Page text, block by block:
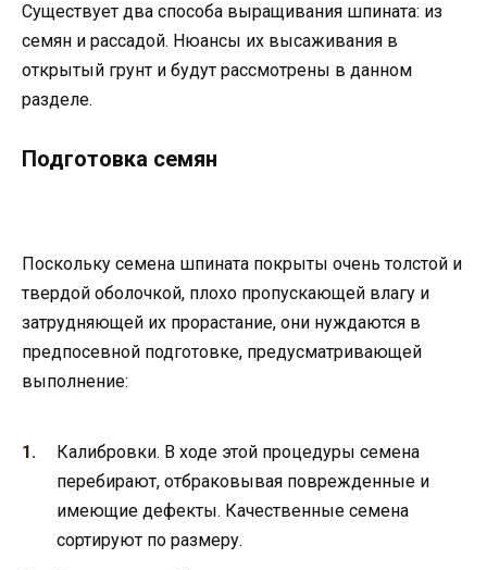
Существует два способа выращивания шпината: из
семян и рассадой. Нюансы их высаживания в
открытый грунт и будут рассмотрены в данном
разделе.
Подготовка семян
Поскольку семена шпината покрыты очень толстой и
твердой оболочкой, плохо пропускающей влагу и
затрудняющей их прорастание, они нуждаются в
предпосевной подготовке, предусматривающей
выполнение:
Калибровки. В ходе этой процедуры семена
перебирают, отбраковывая поврежденные и
имеющие дефекты. Качественные семена
сортируют по размеру.